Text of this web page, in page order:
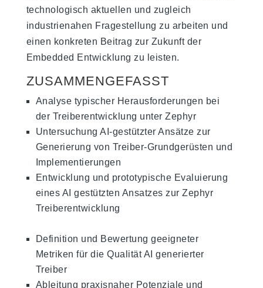
technologisch aktuellen und zugleich
industrienahen Fragestellung zu arbeiten und
einen konkreten Beitrag zur Zukunft der
Embedded Entwicklung zu leisten.
ZUSAMMENGEFASST
Analyse typischer Herausforderungen bei
der Treiberentwicklung unter Zephyr
Untersuchung AI‑gestützter Ansätze zur
Generierung von Treiber‑Grundgerüsten und
Implementierungen
Entwicklung und prototypische Evaluierung
eines AI gestützten Ansatzes zur Zephyr
Treiberentwicklung
Definition und Bewertung geeigneter
Metriken für die Qualität AI generierter
Treiber
Ableitung praxisnaher Potenziale und